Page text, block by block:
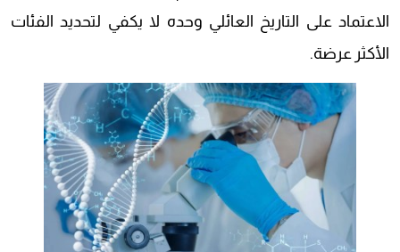
الاعتماد على التاريخ العائلي وحده لا يكفي لتحديد الفئات
الأكثر عرضة.